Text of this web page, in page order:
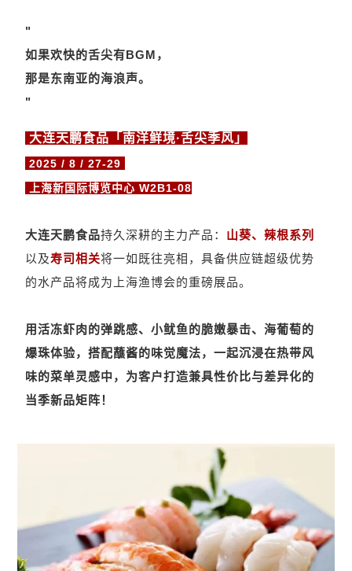
"
如果欢快的舌尖有BGM，
那是东南亚的海浪声。
"
大连天鹏食品「南洋鲜境·舌尖季风」
2025 / 8 / 27-29
上海新国际博览中心 W2B1-08
大连天鹏食品持久深耕的主力产品： 山葵、辣根系列
以及寿司相关将一如既往亮相，具备供应链超级优势
的水产品将成为上海渔博会的重磅展品。
用活冻虾肉的弹跳感、小鱿鱼的脆嫩暴击、海葡萄的
爆珠体验，搭配蘸酱的味觉魔法，一起沉浸在热带风
味的菜单灵感中，为客户打造兼具性价比与差异化的
当季新品矩阵！